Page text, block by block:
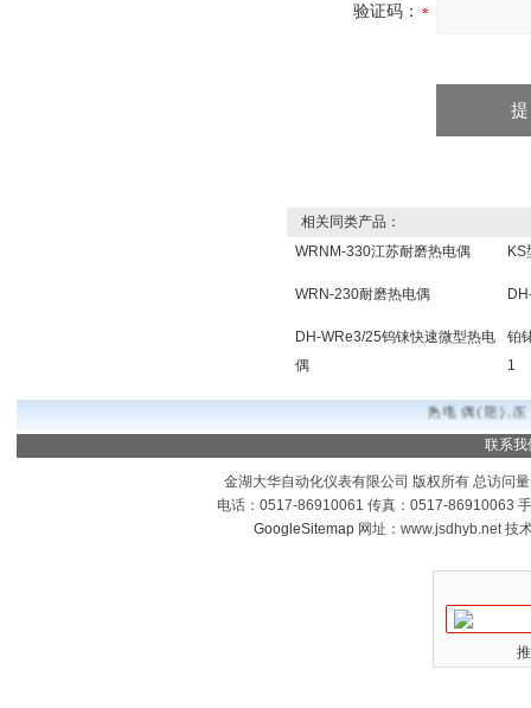
验证码：
相关同类产品：
WRNM-330江苏耐磨热电偶
KS
WRN-230耐磨热电偶
DH-WRe3/25钨铼快速微型热电
偶
铂
1
热电偶(阻),
联系我
金湖大华自动化仪表有限公司 版权所有 总访问
电话：0517-86910061 传真：0517-86910063
GoogleSitemap网址：www.jsdhyb.net 技